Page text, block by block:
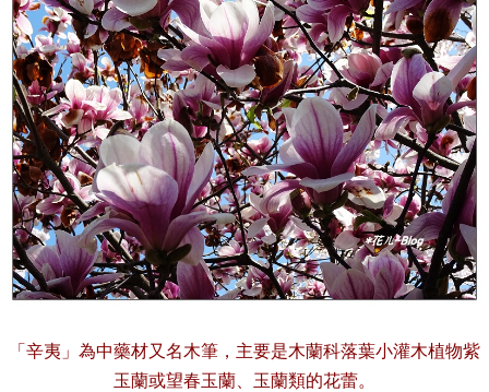
「辛夷」 為中藥材又名木筆，主要是木蘭科落葉小灌木植物紫
玉蘭或望春玉蘭、玉蘭類的花蕾。